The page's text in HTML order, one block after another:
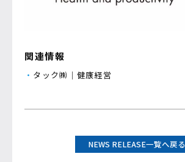
関連情報
・ タック㈱｜健康経営
NEWS RELEASE一覧へ戻る